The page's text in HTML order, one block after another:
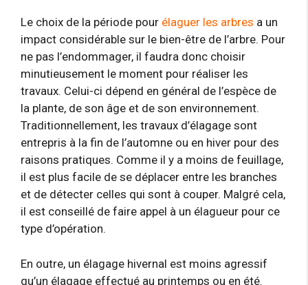
Le choix de la période pour élaguer les arbres a un
impact considérable sur le bien-être de l’arbre. Pour
ne pas l’endommager, il faudra donc choisir
minutieusement le moment pour réaliser les
travaux. Celui-ci dépend en général de l’espèce de
la plante, de son âge et de son environnement.
Traditionnellement, les travaux d’élagage sont
entrepris à la fin de l’automne ou en hiver pour des
raisons pratiques. Comme il y a moins de feuillage,
il est plus facile de se déplacer entre les branches
et de détecter celles qui sont à couper. Malgré cela,
il est conseillé de faire appel à un élagueur pour ce
type d’opération.
En outre, un élagage hivernal est moins agressif
qu’un élagage effectué au printemps ou en été.